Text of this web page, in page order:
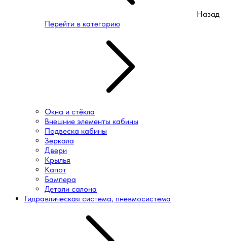
Назад
Перейти в категорию
Окна и стёкла
Внешние элементы кабины
Подвеска кабины
Зеркала
Двери
Крылья
Капот
Бампера
Детали салона
Гидравлическая система, пневмосистема